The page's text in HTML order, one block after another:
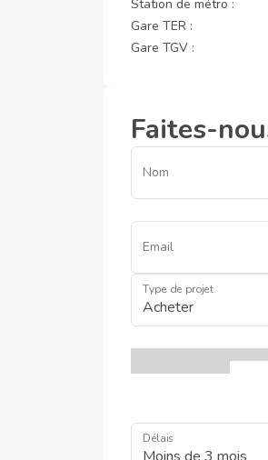
Station de métro :
Gare TER :
Gare TGV :
Faites-
Nom
Email
Type de projet
Délais